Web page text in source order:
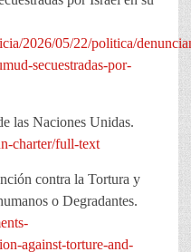
2026/05/22/politica/
secuestradas-por-
las Naciones Unidas.
charter/full-text
contra la Tortura y
o Degradantes.
against-torture-and-